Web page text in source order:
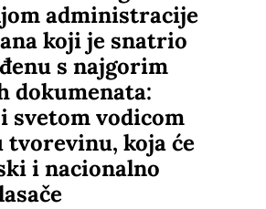
administracije
koji je snatrio
s najgorim
dokumenata:
svetom vodicom
koja će
i nacionalno